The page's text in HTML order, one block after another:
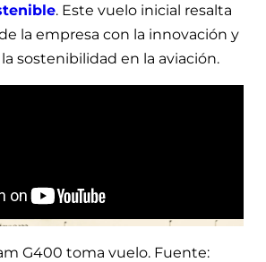
. Este vuelo inicial resalta
la empresa con la innovación y
sostenibilidad en la aviación.
G400 toma vuelo. Fuente: